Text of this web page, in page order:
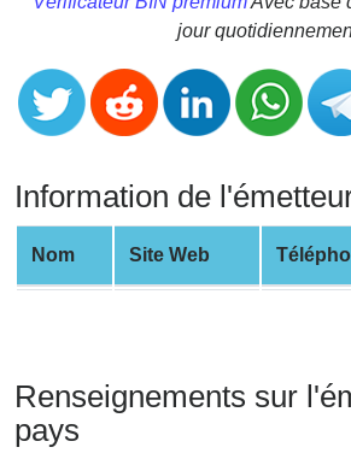
Validator
Credit
Card
Random
Credit
Card
Generator
Card
from
BIN
jour
Information de
Nom Site Web
Renseignements sur
pays